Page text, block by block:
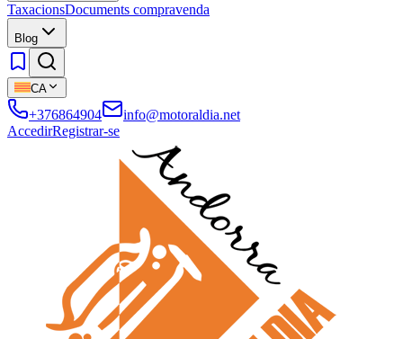
TaxacionsDocuments compravenda
Blog
CA
+376864904
info@motoraldia.net
AccedirRegistrar-se